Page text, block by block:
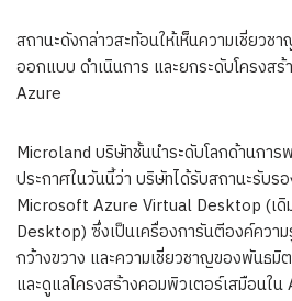
สถานะดังกล่าวสะท้อนให้เห็นความเชี่ยวช
ออกแบบ ดำเนินการ และยกระดับโครงส
Azure
Microland บริษัทชั้นนำระดับโลกด้านการ
ประกาศในวันนี้ว่า บริษัทได้รับสถานะรับร
Microsoft Azure Virtual Desktop (เ
Desktop) ซึ่งเป็นเครื่องการันตีองค์ควา
กว้างขวาง และความเชี่ยวชาญของพันธมิ
และดูแลโครงสร้างคอมพิวเตอร์เสมือนใน